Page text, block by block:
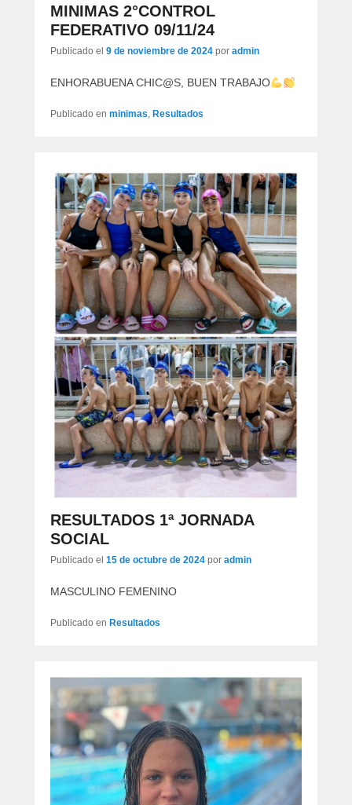
MINIMAS 2°CONTROL
FEDERATIVO 09/11/24
Publicado el 9 de noviembre de 2024 por admin
ENHORABUENA CHIC@S, BUEN TRABAJO
Publicado en minimas, Resultados
RESULTADOS 1ª JORNADA
SOCIAL
Publicado el 15 de octubre de 2024 por admin
MASCULINO FEMENINO
Publicado en Resultados